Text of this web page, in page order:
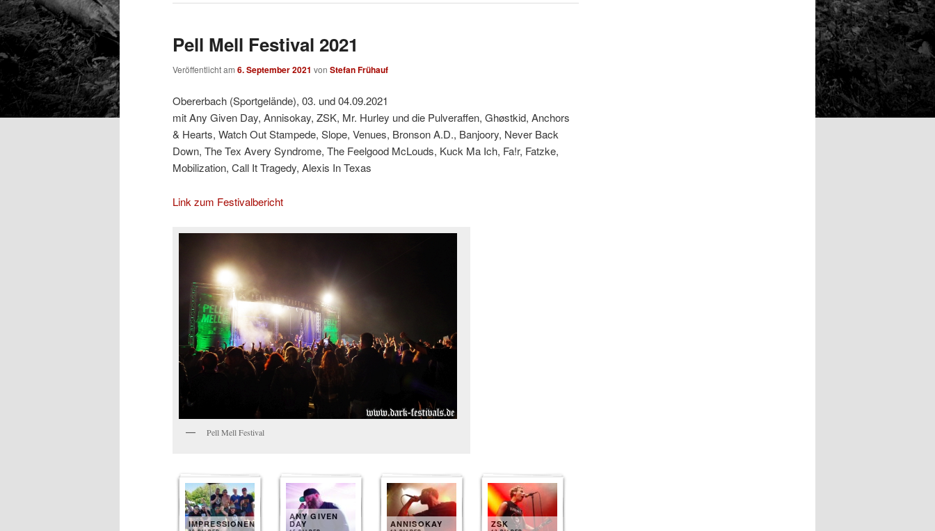
Pell Mell Festival 2021
Veröffentlicht am 6. September 2021 von Stefan Frühauf
Obererbach (Sportgelände), 03. und 04.09.2021
mit Any Given Day, Annisokay, ZSK, Mr. Hurley und die Pulveraffen, Ghøstkid, Anchors
& Hearts, Watch Out Stampede, Slope, Venues, Bronson A.D., Banjoory, Never Back
Down, The Tex Avery Syndrome, The Feelgood McLouds, Kuck Ma Ich, Fa!r, Fatzke,
Mobilization, Call It Tragedy, Alexis In Texas
Link zum Festivalbericht
Pell Mell Festival
IMPRESSIONEN
ANY GIVEN
DAY ANNISOKAY ZSK